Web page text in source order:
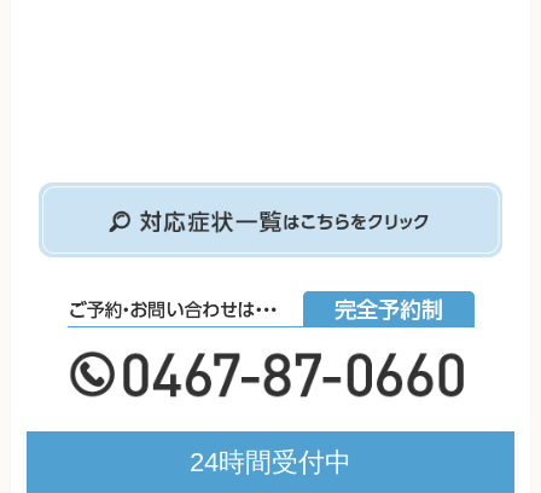
24時間受付中